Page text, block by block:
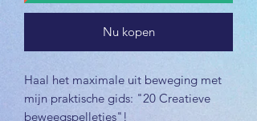
Nu kopen
Haal het maximale uit beweging met
mijn praktische gids: "20 Creatieve
beweegspelletjes"!